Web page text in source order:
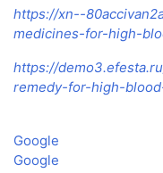
https://xn--
medicines-for-high-
https://
remedy-for-high-
Google
Google